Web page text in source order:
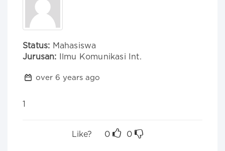
Status: Mahasiswa
Jurusan: Ilmu Komunikasi Int.
over 6 years ago
1
Like? 0 0